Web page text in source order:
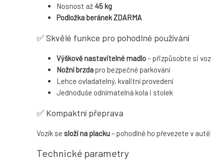
Nosnost až 45 kg
Podložka beránek ZDARMA
✅ Skvělé funkce pro pohodlné používání
Výškově nastavitelné madlo– přizpůsobte si
Nožní brzdapro bezpečné parkování
Lehce ovladatelný, kvalitní provedení
Jednoduše odnímatelná kola i stolek
✅ Kompaktní přeprava
Vozík se složí na placku– pohodlně ho převezete v
Technické parametry